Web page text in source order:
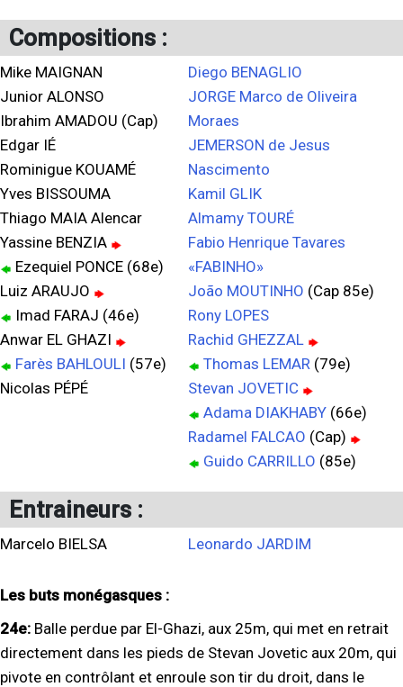
Compositions :
Mike MAIGNAN
Junior ALONSO
Ibrahim AMADOU (Cap)
Edgar IÉ
Rominigue KOUAMÉ
Yves BISSOUMA
Thiago MAIA Alencar
Yassine BENZIA
Ezequiel PONCE (68e)
Luiz ARAUJO
Imad FARAJ (46e)
Anwar EL GHAZI
Farès BAHLOULI (57e)
Nicolas PÉPÉ
Diego BENAGLIO
JORGE Marco de Oliveira
Moraes
JEMERSON de Jesus
Nascimento
Kamil GLIK
Almamy TOURÉ
Fabio Henrique Tavares
«FABINHO»
João MOUTINHO (Cap 85e)
Rony LOPES
Rachid GHEZZAL
Thomas LEMAR (79e)
Stevan JOVETIC
Adama DIAKHABY (66e)
Radamel FALCAO (Cap)
Guido CARRILLO (85e)
Entraineurs :
Marcelo BIELSA Leonardo JARDIM
Les buts monégasques :
24e: Balle perdue par El-Ghazi, aux 25m, qui met en retrait
directement dans les pieds de Stevan Jovetic aux 20m, qui
pivote en contrôlant et enroule son tir du droit, dans le